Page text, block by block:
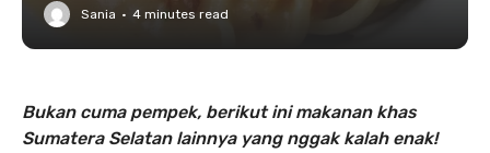
Sania · 4 minutes read
Bukan cuma pempek, berikut ini makanan khas
Sumatera Selatan lainnya yang nggak kalah enak!